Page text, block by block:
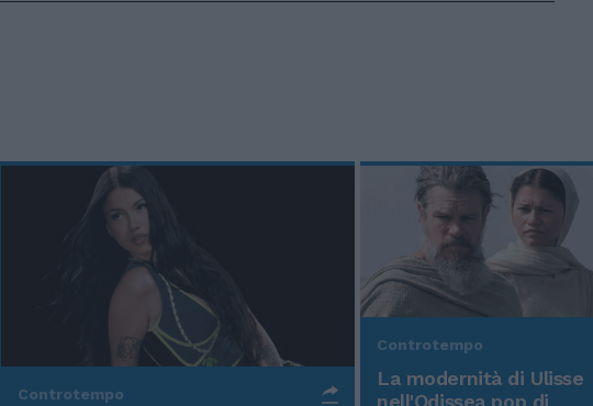
Controtempo
Controtempo
La modernità di Ulisse
nell'Odissea pop di